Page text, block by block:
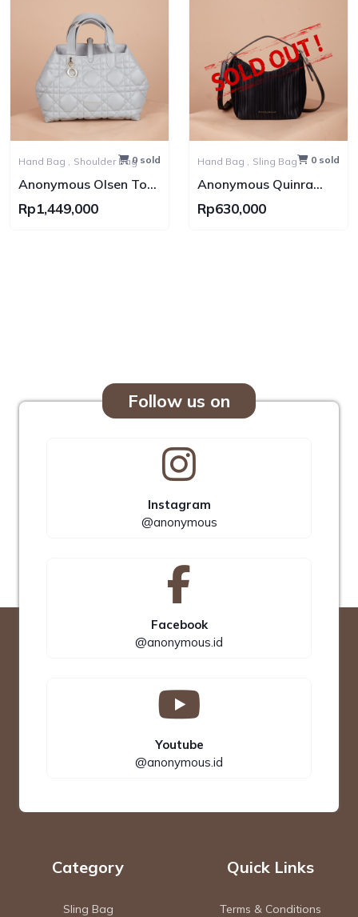
0 sold
Hand Bag , Shoulder Bag
Anonymous Olsen Tote
Bag Lamskin No Brand
Rp1,449,000
0 sold
Hand Bag , Sling Bag
Anonymous Quinra
Nylon Bag
Rp630,000
Follow us on
Instagram
@anonymous
Facebook
@anonymous.id
Youtube
@anonymous.id
Category
Sling Bag
Quick Links
Terms & Conditions